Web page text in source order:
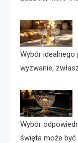
Wybór
wyzwanie,
Wybór
święta może być